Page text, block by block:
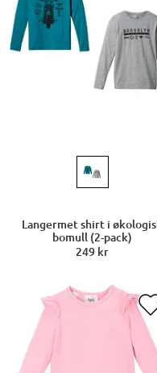
Langermet shirt i
bomull (2-pack)
249 kr